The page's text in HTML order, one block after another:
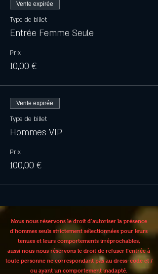
Vente expirée
Type de billet
Entrée Femme Seule
Prix
10,00 €
Vente expirée
Type de billet
Hommes VIP
Prix
100,00 €
Nous nous réservons le droit d’autoriser la présence
d’hommes seuls strictement sélectionnées pour leurs
tenues et leurs comportements irréprochables,
aussi nous nous réservons le droit de refuser l’entrée à
toute personne ne correspondant pas au dress-code et /
ou ayant un comportement inadapté.